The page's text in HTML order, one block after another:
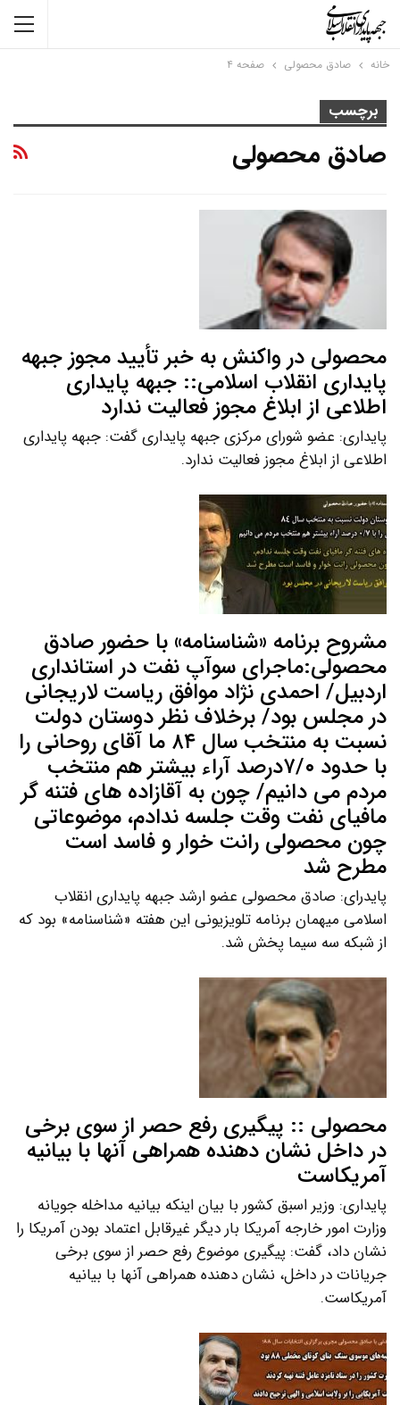
خانه صادق محصولی صفحه ۴
برچسب
صادق محصولی
محصولی در واکنش به خبر تأیید مجوز جبهه
پایداری انقلاب اسلامی:: جبهه پایداری
اطلاعی از ابلاغ مجوز فعالیت ندارد
پایداری: عضو شورای مرکزی جبهه پایداری گفت: جبهه پایداری
اطلاعی از ابلاغ مجوز فعالیت ندارد.
مشروح برنامه «شناسنامه» با حضور صادق
محصولی:ماجرای سوآپ نفت در استانداری
اردبیل/ احمدی نژاد موافق ریاست لاریجانی
در مجلس بود/ برخلاف نظر دوستان دولت
نسبت به منتخب سال ۸۴ ما آقای روحانی را
با حدود ۷/۰درصد آراء بیشتر هم منتخب
مردم می دانیم/ چون به آقازاده های فتنه گر
مافیای نفت وقت جلسه ندادم، موضوعاتی
چون محصولی رانت خوار و فاسد است
مطرح شد
پایدرای: صادق محصولی عضو ارشد جبهه پایداری انقلاب
اسلامی میهمان برنامه تلویزیونی این هفته «شناسنامه» بود که
از شبکه سه سیما پخش شد.
محصولی :: پیگیری رفع حصر از سوی برخی
در داخل نشان دهنده همراهی آنها با بیانیه
آمریکاست
پایداری: وزیر اسبق کشور با بیان اینکه بیانیه مداخله جویانه
وزارت امور خارجه آمریکا بار دیگر غیرقابل اعتماد بودن آمریکا را
نشان داد، گفت: پیگیری موضوع رفع حصر از سوی برخی
جریانات در داخل، نشان دهنده همراهی آنها با بیانیه
آمریکاست.